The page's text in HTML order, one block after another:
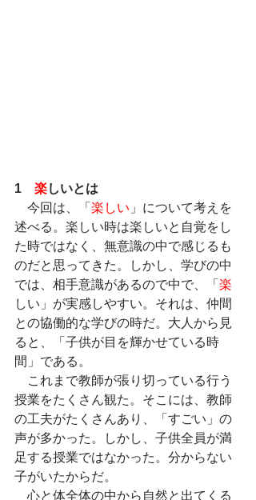
1 楽しいとは
今回は、「 楽しい 」について考えを
述べる。楽しい時は楽しいと自覚をし
た時ではなく、無意識の中で感じるも
のだと思ってきた。しかし、学びの中
では、相手意識があるので中で、「 楽
しい」が実感しやすい。それは、仲間
との協働的な学びの時だ。大人から見
ると、「子供が目を輝かせている時
間」である。
これまで教師が張り切っている行う
授業をたくさん観た。そこには、教師
の工夫がたくさんあり、「すごい」の
声が多かった。しかし、子供全員が満
足する授業ではなかった。分からない
子がいたからだ。
心と体全体の中から自然と出てくる